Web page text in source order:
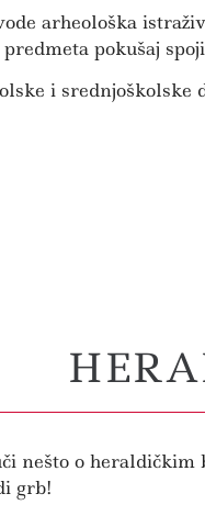
arheološka
pokušaj
i srednjoškolske
nešto o
grb!